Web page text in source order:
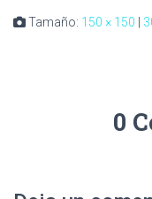
Tamaño: 150 × 150
0